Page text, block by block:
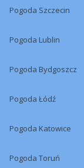
Pogoda Szczecin
Pogoda Lublin
Pogoda Bydgoszcz
Pogoda Łódź
Pogoda Katowice
Pogoda Toruń